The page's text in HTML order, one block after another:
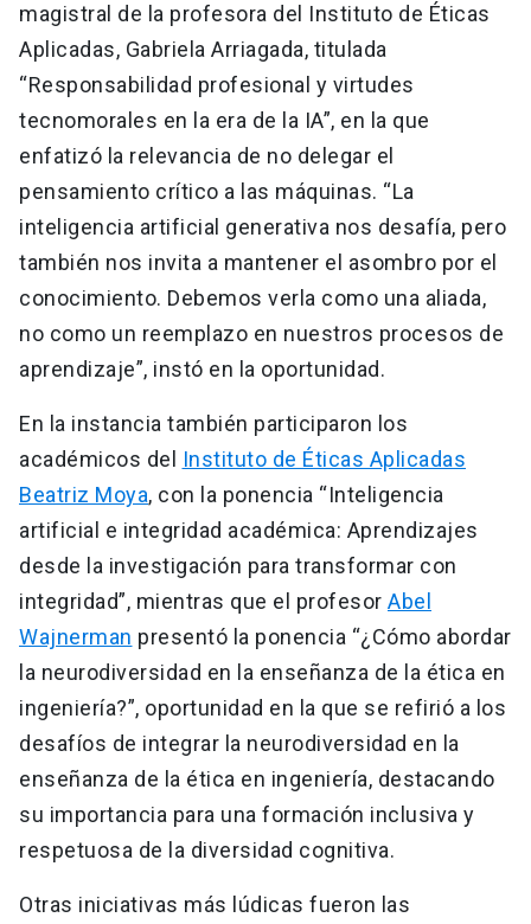
magistral de la profesora del Instituto de Éticas
Aplicadas, Gabriela Arriagada, titulada
“Responsabilidad profesional y virtudes
tecnomorales en la era de la IA”, en la que
enfatizó la relevancia de no delegar el
pensamiento crítico a las máquinas. “La
inteligencia artificial generativa nos desafía, pero
también nos invita a mantener el asombro por el
conocimiento. Debemos verla como una aliada,
no como un reemplazo en nuestros procesos de
aprendizaje”, instó en la oportunidad.
En la instancia también participaron los
académicos del
Instituto de Éticas Aplicadas
Beatriz Moya, con la ponencia “Inteligencia
artificial e integridad académica: Aprendizajes
desde la investigación para transformar con
integridad”, mientras que el profesor Abel
Wajnerman presentó la ponencia “¿Cómo abordar
la neurodiversidad en la enseñanza de la ética en
ingeniería?”, oportunidad en la que se refirió a los
desafíos de integrar la neurodiversidad en la
enseñanza de la ética en ingeniería, destacando
su importancia para una formación inclusiva y
respetuosa de la diversidad cognitiva.
Otras iniciativas más lúdicas fueron las